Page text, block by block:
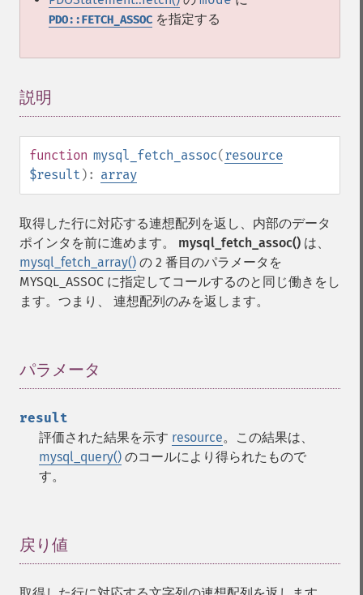
PDO::FETCH_ASSOC を指定する
説明
function mysql_fetch_assoc(resource
$result ): array
取得した行に対応する連想配列を返し、内部のデータ
ポインタを前に進めます。 mysql_fetch_assoc() は、
mysql_fetch_array() の 2 番目のパラメータを
MYSQL_ASSOC に指定してコールするのと同じ働きをし
ます。つまり、 連想配列のみを返します。
パラメータ
result
評価された結果を示す resource。この結果は、
mysql_query() のコールにより得られたもので
す。
戻り値